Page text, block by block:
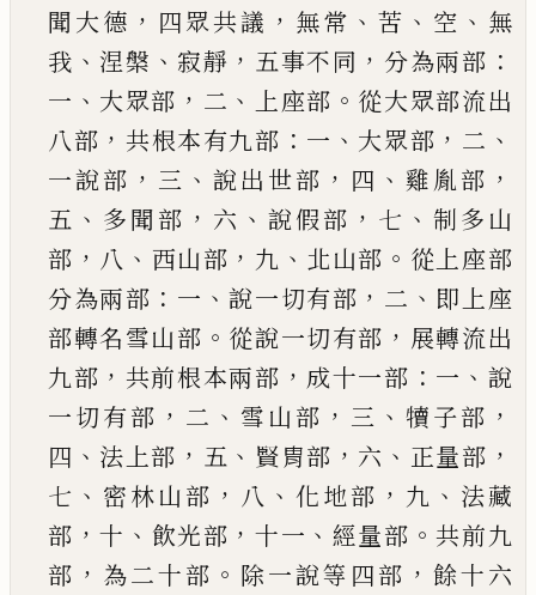
聞大德 ， 四眾共議 ， 無常 、 苦 、 空 、 無
我 、涅槃 、 寂靜 ， 五事不同 ， 分為兩部 ：
一 、 大眾部 ， 二 、 上座部 。 從大眾部流出
八部 ， 共根本有九部 ： 一 、 大眾部 ， 二 、
一說部 ， 三 、 說出世部 ， 四 、 雞胤部 ，
五 、 多聞部 ， 六 、 說假部 ， 七 、 制多山
部 ， 八 、 西山部 ， 九 、 北山部 。 從上座部
分為兩部 ： 一 、說一切有部 ， 二 、 即上座
部轉名雪山部 。 從說一切有部 ， 展轉流出
九部 ， 共前根本兩部 ， 成十一部 ： 一 、 說
一切有部 ， 二 、 雪山部 ， 三 、 犢子部 ，
四 、 法上部 ， 五 、 賢胄部 ， 六 、 正量部 ，
七 、 密林山部 ， 八 、 化地部 ， 九 、 法藏
部 ，十 、 飲光部 ， 十一 、 經量部 。共前九
部 ， 為二十部 。 除一說等四部 ， 餘十六